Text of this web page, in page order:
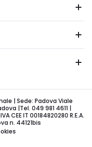
| Sede: Padova Viale
|Tel. 049 981 4611 |
CEE IT 00184820280 R.E.A.
n. 44121bis